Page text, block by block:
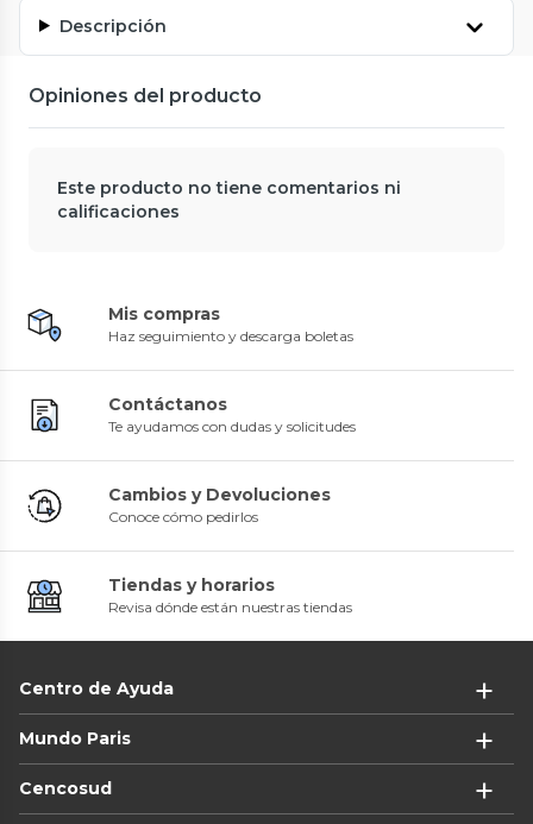
Descripción
Opiniones del producto
Este producto no tiene comentarios ni
calificaciones
Mis compras
Haz seguimiento y descarga boletas
Contáctanos
Te ayudamos con dudas y solicitudes
Cambios y Devoluciones
Conoce cómo pedirlos
Tiendas y horarios
Revisa dónde están nuestras tiendas
Centro de Ayuda
Mundo Paris
Cencosud